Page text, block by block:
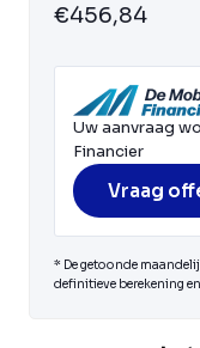
€456,84
Uw aanvraag
Financier
Vraag
* De getoonde
definitieve berekening